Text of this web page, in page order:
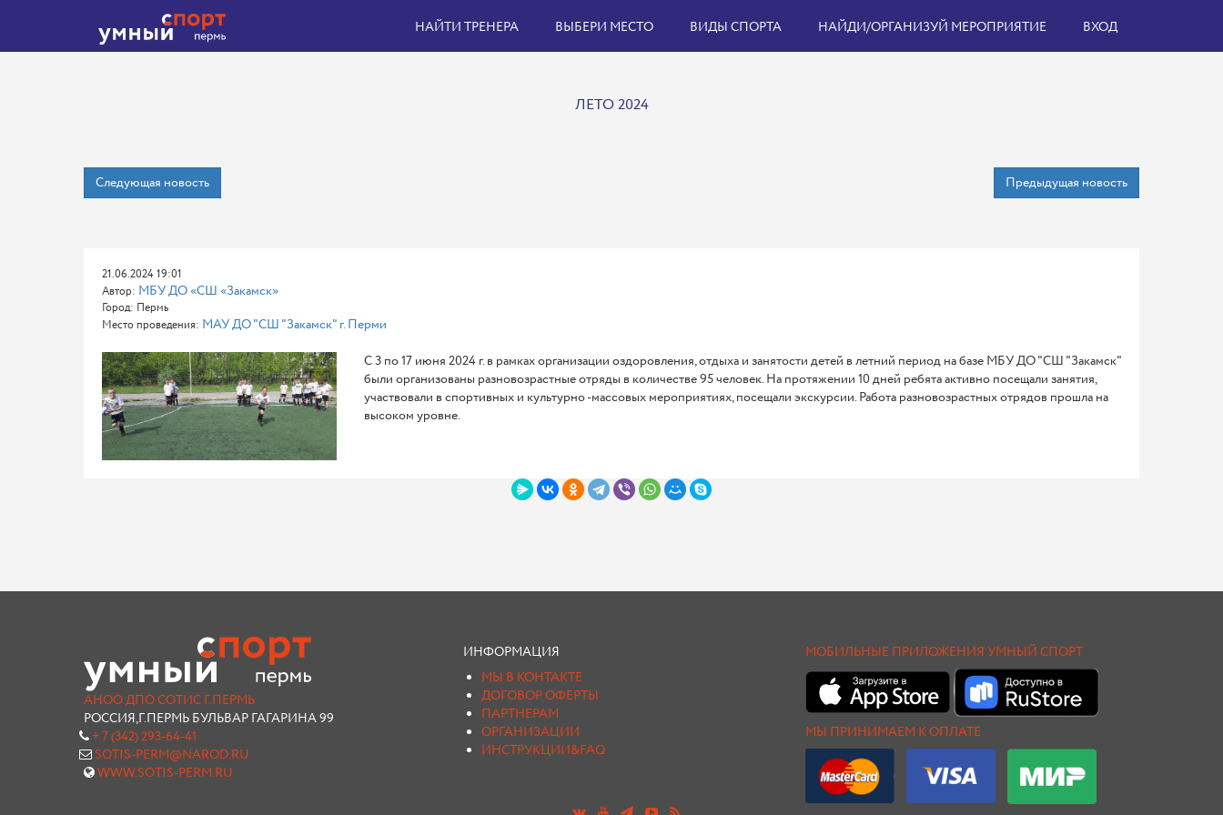
НАЙТИ ТРЕНЕРА ВЫБЕРИ МЕСТО ВИДЫ СПОРТА НАЙДИ/ОРГАНИЗУЙ МЕРОПРИЯТИЕ ВХОД
ЛЕТО 2024
Следующая новость Предыдущая новость
21.06.2024 19:01
Автор: МБУ ДО «СШ «Закамск»
Город: Пермь
Место проведения: МАУ ДО "СШ "Закамск" г. Перми
С 3 по 17 июня 2024 г. в рамках организации оздоровления, отдыха и занятости детей в летний период на базе МБУ ДО "СШ "Закамск"
были организованы разновозрастные отряды в количестве 95 человек. На протяжении 10 дней ребята активно посещали занятия,
участвовали в спортивных и культурно -массовых мероприятиях, посещали экскурсии. Работа разновозрастных отрядов прошла на
высоком уровне.
АНОО ДПО СОТИС Г.ПЕРМЬ
РОССИЯ,Г.ПЕРМЬ БУЛЬВАР ГАГАРИНА 99
+ 7 (342) 293-64-41
SOTIS-PERM@NAROD.RU
WWW.SOTIS-PERM.RU
ИНФОРМАЦИЯ
МЫ В КОНТАКТЕ
ДОГОВОР ОФЕРТЫ
ПАРТНЕРАМ
ОРГАНИЗАЦИИ
ИНСТРУКЦИИ&FAQ
МОБИЛЬНЫЕ ПРИЛОЖЕНИЯ УМНЫЙ СПОРТ
МЫ ПРИНИМАЕМ К ОПЛАТЕ